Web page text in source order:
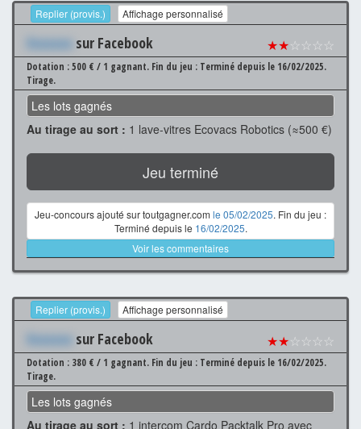
Replier (provis.) Affichage personnalisé
Xxxxxxx sur Facebook ★★☆☆☆☆
Dotation : 500 € / 1 gagnant. Fin du jeu : Terminé depuis le 16/02/2025.
Tirage.
Les lots gagnés
Au tirage au sort : 1 lave-vitres Ecovacs Robotics (≈500 €)
Jeu terminé
Jeu-concours ajouté sur toutgagner.com le 05/02/2025. Fin du jeu :
Terminé depuis le 16/02/2025.
Voir les commentaires
Replier (provis.) Affichage personnalisé
Xxxxxxx sur Facebook ★★☆☆☆☆
Dotation : 380 € / 1 gagnant. Fin du jeu : Terminé depuis le 16/02/2025.
Tirage.
Les lots gagnés
Au tirage au sort : 1 intercom Cardo Packtalk Pro avec